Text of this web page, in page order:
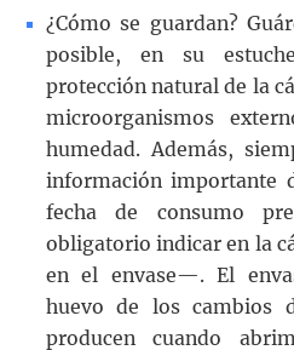
¿Cómo se guardan?
posible, en su
protección natural de la
microorganismos
humedad. Además,
información importante
fecha de consumo
obligatorio indicar en la
en el envase—. El
huevo de los cambios
producen cuando